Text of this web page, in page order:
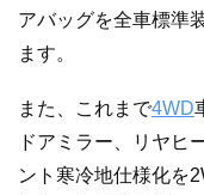
アバッグを全車標準
ます。
また、これまで4WD
ドアミラー、リヤヒ
ント寒冷地仕様化を